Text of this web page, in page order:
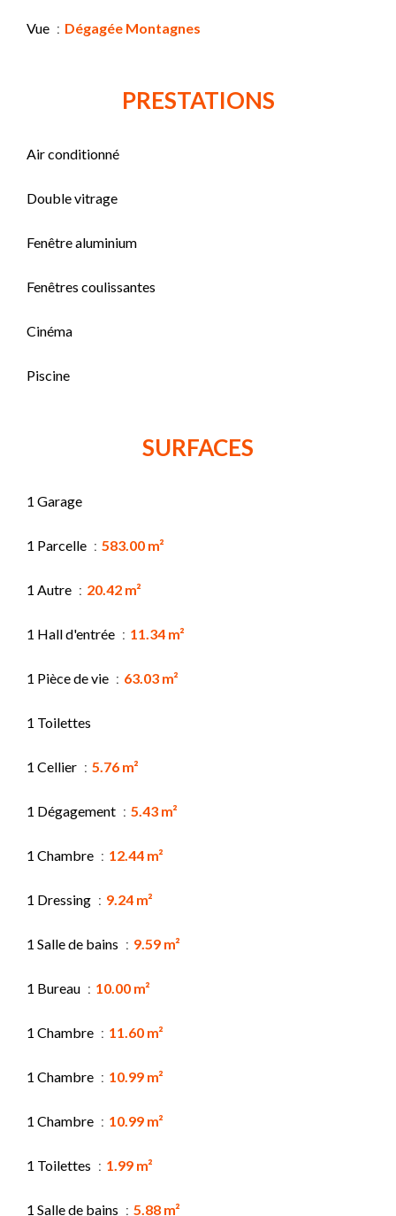
Vue Dégagée Montagnes
PRESTATIONS
Air conditionné
Double vitrage
Fenêtre aluminium
Fenêtres coulissantes
Cinéma
Piscine
SURFACES
1 Garage
1 Parcelle 583.00 m²
1 Autre 20.42 m²
1 Hall d'entrée 11.34 m²
1 Pièce de vie 63.03 m²
1 Toilettes
1 Cellier 5.76 m²
1 Dégagement 5.43 m²
1 Chambre 12.44 m²
1 Dressing 9.24 m²
1 Salle de bains 9.59 m²
1 Bureau 10.00 m²
1 Chambre 11.60 m²
1 Chambre 10.99 m²
1 Chambre 10.99 m²
1 Toilettes 1.99 m²
1 Salle de bains 5.88 m²